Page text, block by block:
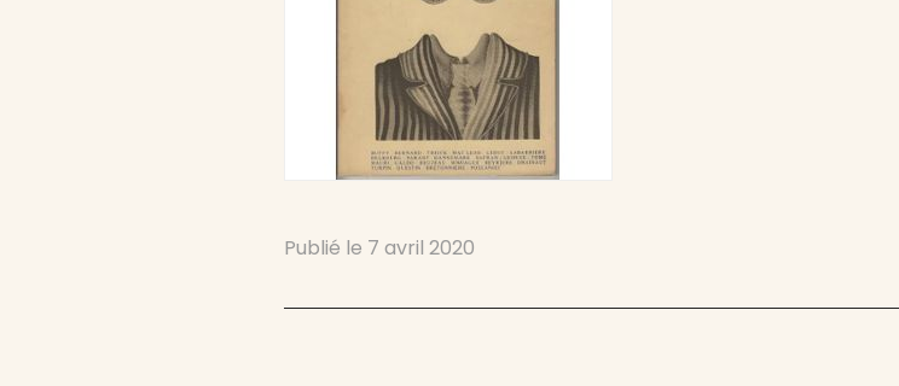
Publié le 7 avril 2020